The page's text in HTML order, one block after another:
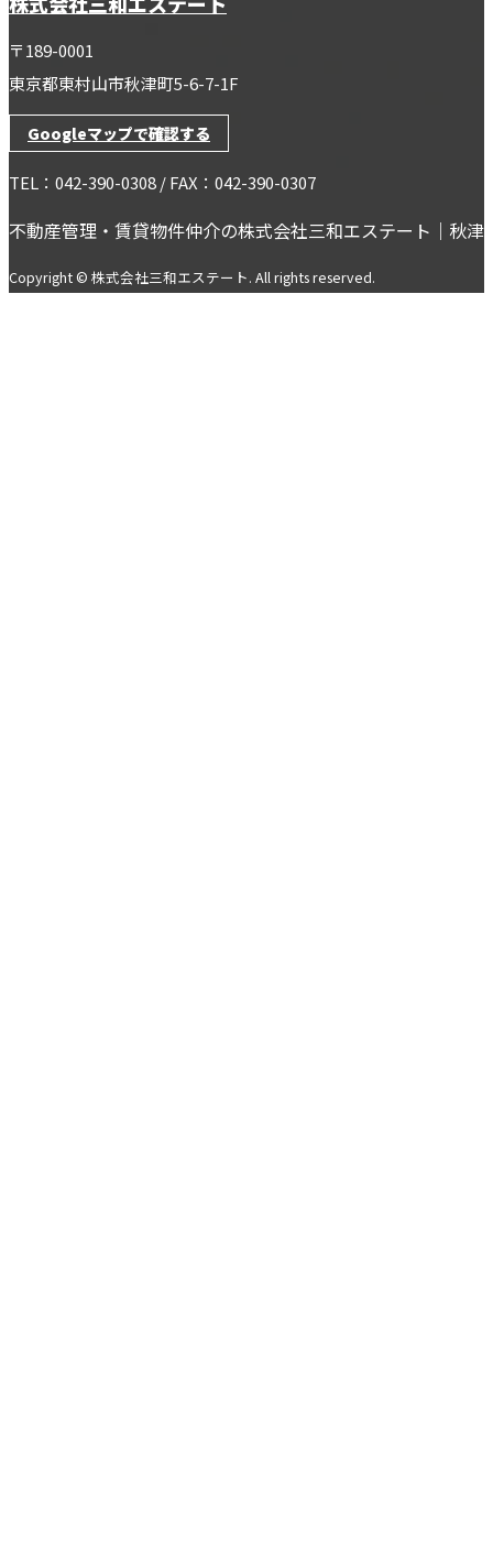
〒189-0001
東京都東村山市秋津町5-6-7-1F
Googleマップで確認する
TEL：042-390-0308 / FAX：042-390-0307
不動産管理・賃貸物件仲介の株式会社三和エステート｜秋
Copyright © 株式会社三和エステート. All rights reserved.